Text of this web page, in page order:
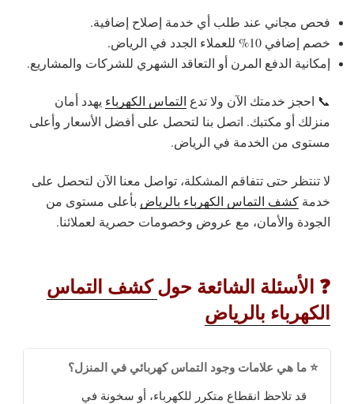
فحص مجاني عند طلب أي خدمة إصلاح إضافية.
خصم إضافي 10% للعملاء الجدد في الرياض.
إمكانية الدفع المرن أو التعاقد الشهري للشركات والمشاريع.
📞 احجز خدمتك الآن ولا تدع التماس الكهرباء يهدد أمان
منزلك أو مكتبك. اتصل بنا لتحصل على أفضل الأسعار وأعلى
مستوى من الخدمة في الرياض.
لا تنتظر حتى تتفاقم المشكلة، تواصل معنا الآن لتحصل على
خدمة كشف التماس الكهرباء بالرياض بأعلى مستوى من
الجودة والأمان، مع عروض وخصومات حصرية لعملائنا.
❓ الأسئلة الشائعة حولكشف التماس
الكهرباء بالرياض
⭐ ما هي علامات وجود التماس كهربائي في المنزل؟
قد تلاحظ انقطاع متكرر للكهرباء، أو سخونة في